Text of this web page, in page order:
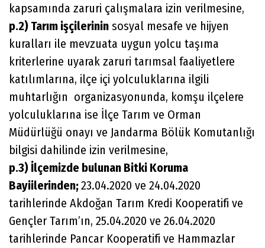
kapsamında zaruri çalışmalara izin verilmesine,
p.2) Tarım işçilerinin sosyal mesafe ve hijyen
kuralları ile mevzuata uygun yolcu taşıma
kriterlerine uyarak zaruri tarımsal faaliyetlere
katılımlarına, ilçe içi yolculuklarına ilgili
muhtarlığın organizasyonunda, komşu ilçelere
yolculuklarına ise İlçe Tarım ve Orman
Müdürlüğü onayı ve Jandarma Bölük Komutanlığı
bilgisi dahilinde izin verilmesine,
p.3) İlçemizde bulunan Bitki Koruma
Bayiilerinden;23.04.2020 ve 24.04.2020
tarihlerinde Akdoğan Tarım Kredi Kooperatifi ve
Gençler Tarım’ın, 25.04.2020 ve 26.04.2020
tarihlerinde Pancar Kooperatifi ve Hammazlar